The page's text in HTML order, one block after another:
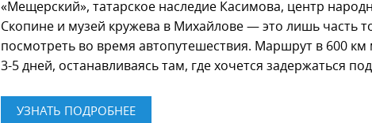
«Мещерский», татарское наследие Касимова, центр
Скопине и музей кружева в Михайлове — это лишь часть
посмотреть во время автопутешествия. Маршрут в 600 км
3-5 дней, останавливаясь там, где хочется задержаться
УЗНАТЬ ПОДРОБНЕЕ